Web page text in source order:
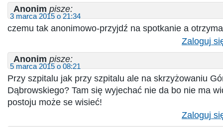
Anonim pisze:
3 marca 2015 o 21:34
czemu tak anonimowo-przyjdź na spotkanie a
Zaloguj
Anonim pisze:
5 marca 2015 o 08:21
Przy szpitalu jak przy szpitalu ale na skrzyżowaniu
Dąbrowskiego? Tam się wyjechać nie da bo nie ma
postoju może se wisieć!
Zaloguj